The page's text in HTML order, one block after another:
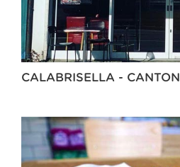
CALABRISELLA - CANTON